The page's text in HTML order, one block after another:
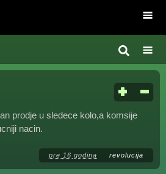
prodje u sledece kolo,a komsije
nacin.
pre 16 godina revolucija